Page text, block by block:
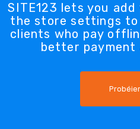
SITE123 lets you
the store settings
clients who pay
better payment